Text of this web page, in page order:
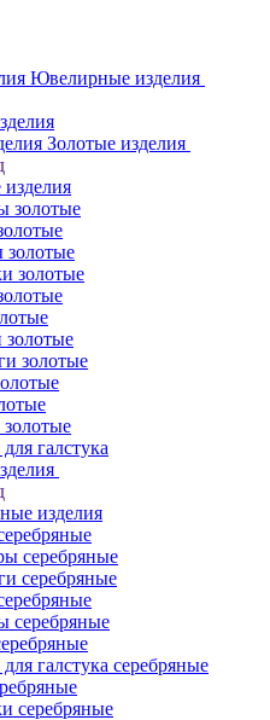
Ювелирные изделия
Золотые изделия
золотые
золотые
золотые
золотые
золотые
галстука
изделия
серебряные
серебряные
серебряные
галстука серебряные
серебряные